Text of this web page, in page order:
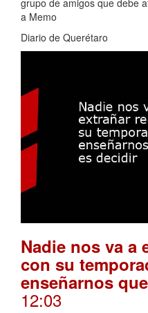
a Memo
Diario de Querétaro
Nadie nos va a
con su
enseñarnos
12:03